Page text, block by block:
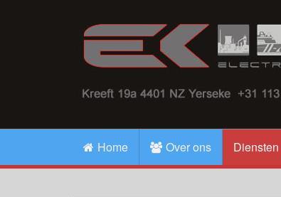
Home Over ons Diensten